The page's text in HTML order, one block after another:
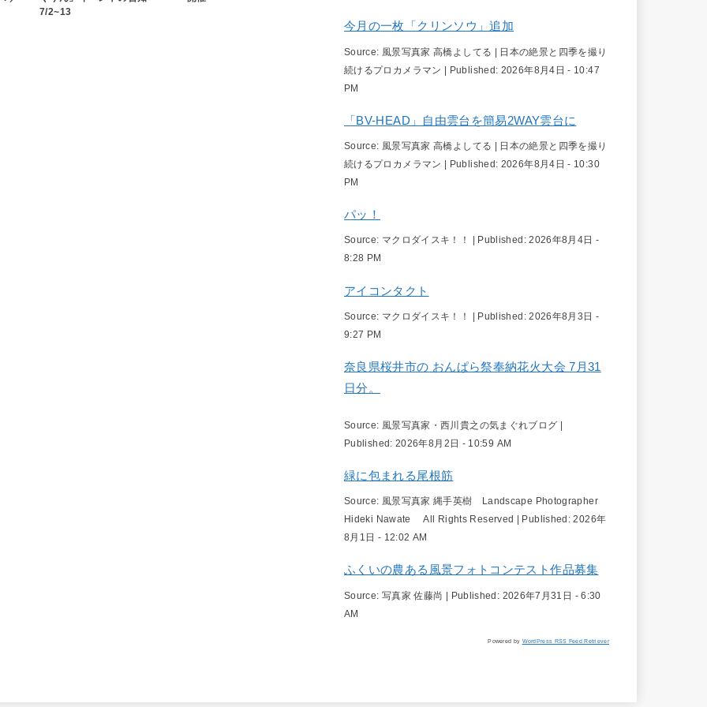
7/2~13
今月の一枚「クリンソウ」追加
Source: 風景写真家 高橋よしてる | 日本の絶景と四季を撮り
続けるプロカメラマン | Published: 2026年8月4日 - 10:47
PM
「BV-HEAD」自由雲台を簡易2WAY雲台に
Source: 風景写真家 高橋よしてる | 日本の絶景と四季を撮り
続けるプロカメラマン
Published: 2026年8月4日 - 10:30
PM
パッ！
Source: マクロダイスキ！！ Published:2026年8月4日 -
8:28 PM
アイコンタクト
Source: マクロダイスキ！！ | Published:2026年8月3日 -
9:27 PM
奈良県桜井市の おんぱら祭奉納花火大会 7月31
日分。
Source: 風景写真家・西川貴之の気まぐれブログ |
Published: 2026年8月2日 - 10:59 AM
緑に包まれる尾根筋
Source: 風景写真家 縄手英樹 Landscape Photographer
Hideki Nawate All Rights Reserved
Published:2026年
8月1日 - 12:02 AM
ふくいの農ある風景フォトコンテスト作品募集
Source: 写真家 佐藤尚 | Published: 2026年7月31日 - 6:30
AM
Powered by WordPress RSS Feed Retriever